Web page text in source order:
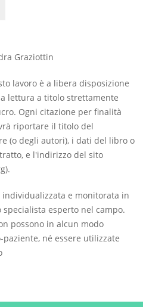
Graziottin
lavoro è a libera disposizione
lettura a titolo strettamente
Ogni citazione per finalità
riportare il titolo del
(o degli autori), i dati del libro o
e l'indirizzo del sito
individualizzata e monitorata in
esperto nel campo.
possono in alcun modo
né essere utilizzate